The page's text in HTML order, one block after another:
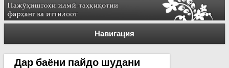
Навигация
Дар баёни пайдо шудани